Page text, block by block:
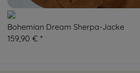
Bohemian Dream Sherpa-Jacke
159,90 € *